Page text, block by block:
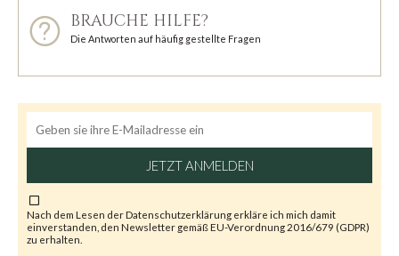
BRAUCHE HILFE?
Die Antworten auf häufig gestellte Fragen
JETZT ANMELDEN
Nach dem Lesen derDatenschutzerklärung erkläre ich mich damit
einverstanden, den Newsletter gemäß EU-Verordnung 2016/679 (GDPR)
zu erhalten.